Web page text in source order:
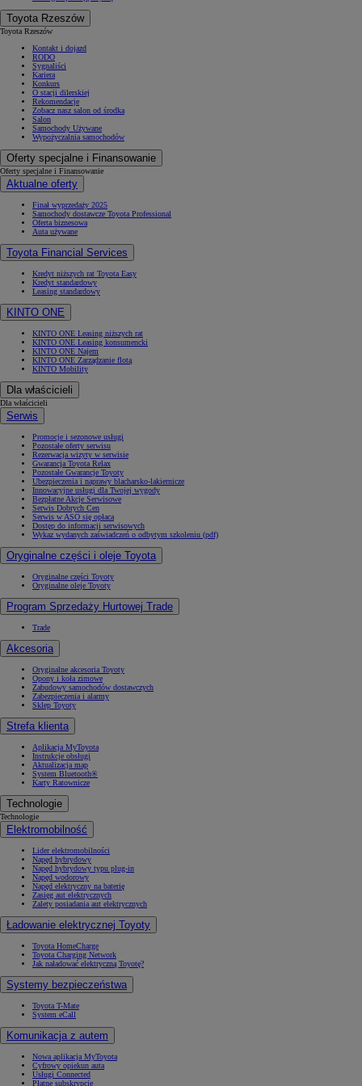
Toyota Rzeszów
Toyota Rzeszów
Kontakt i dojazd
RODO
Sygnaliści
Kariera
Konkurs
O stacji dilerskiej
Rekomendacje
Zobacz nasz salon od środka
Salon
Samochody Używane
Wypożyczalnia samochodów
Oferty specjalne i Finansowanie
Oferty specjalne i Finansowanie
Aktualne oferty
Finał wyprzedaży 2025
Samochody dostawcze Toyota Professional
Oferta biznesowa
Auta używane
Toyota Financial Services
Kredyt niższych rat Toyota Easy
Kredyt standardowy
Leasing standardowy
KINTO ONE
KINTO ONE Leasing niższych rat
KINTO ONE Leasing konsumencki
KINTO ONE Najem
KINTO ONE Zarządzanie flotą
KINTO Mobility
Dla właścicieli
Dla właścicieli
Serwis
Promocje i sezonowe usługi
Pozostałe oferty serwisu
Rezerwacja wizyty w serwisie
Gwarancja Toyota Relax
Pozostałe Gwarancje Toyoty
Ubezpieczenia i naprawy blacharsko-lakiernicze
Innowacyjne usługi dla Twojej wygody
Bezpłatne Akcje Serwisowe
Serwis Dobrych Cen
Serwis w ASO się opłaca
Dostęp do informacji serwisowych
Wykaz wydanych zaświadczeń o odbytym szkoleniu (pdf)
Oryginalne części i oleje Toyota
Oryginalne części Toyoty
Oryginalne oleje Toyoty
Program Sprzedaży Hurtowej Trade
Trade
Akcesoria
Oryginalne akcesoria Toyoty
Opony i koła zimowe
Zabudowy samochodów dostawczych
Zabezpieczenia i alarmy
Sklep Toyoty
Strefa klienta
Aplikacja MyToyota
Instrukcje obsługi
Aktualizacja map
System Bluetooth®
Karty Ratownicze
Technologie
Technologie
Elektromobilność
Lider elektromobilności
Napęd hybrydowy
Napęd hybrydowy typu plug-in
Napęd wodorowy
Napęd elektryczny na baterię
Zasięg aut elektrycznych
Zalety posiadania aut elektrycznych
Ładowanie elektrycznej Toyoty
Toyota HomeCharge
Toyota Charging Network
Jak naładować elektryczną Toyotę?
Systemy bezpieczeństwa
Toyota T-Mate
System eCall
Komunikacja z autem
Nowa aplikacja MyToyota
Cyfrowy opiekun auta
Usługi Connected
Płatne subskrypcje